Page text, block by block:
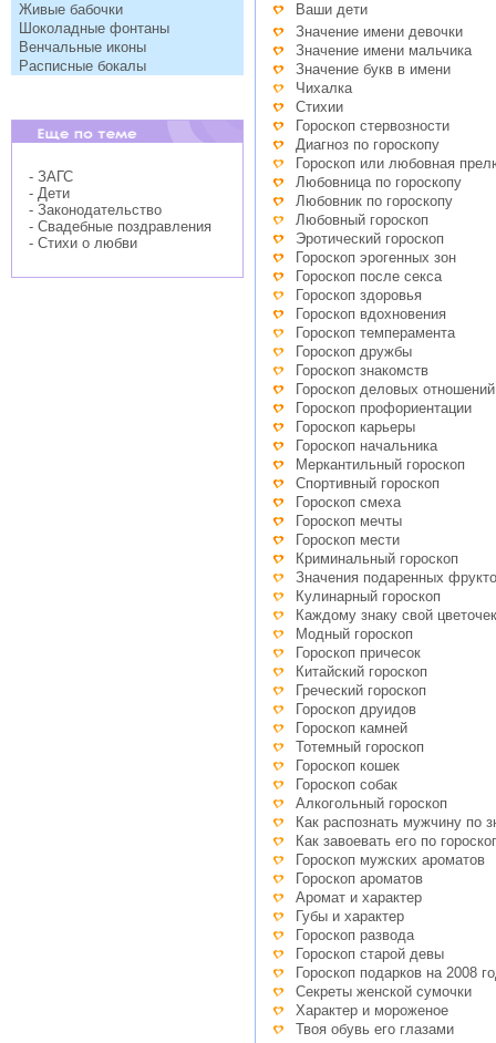
Живые бабочки
Шоколадные фонтаны
Венчальные иконы
Расписные бокалы
- ЗАГС
- Дети
- Законодательство
- Свадебные поздравления
- Стихи о любви
Ваши дети
Значение имени девочки
Значение имени мальчика
Значение букв в имени
Чихалка
Стихии
Гороскоп стервозности
Диагноз по гороскопу
Гороскоп или любовная
Любовница по гороскопу
Любовник по гороскопу
Любовный гороскоп
Эротический гороскоп
Гороскоп эрогенных зон
Гороскоп после секса
Гороскоп здоровья
Гороскоп вдохновения
Гороскоп темперамента
Гороскоп дружбы
Гороскоп знакомств
Гороскоп деловых отношений
Гороскоп профориентации
Гороскоп карьеры
Гороскоп начальника
Меркантильный гороскоп
Спортивный гороскоп
Гороскоп смеха
Гороскоп мечты
Гороскоп мести
Криминальный гороскоп
Значения подаренных
Кулинарный гороскоп
Каждому знаку свой цветочек
Модный гороскоп
Гороскоп причесок
Китайский гороскоп
Греческий гороскоп
Гороскоп друидов
Гороскоп камней
Тотемный гороскоп
Гороскоп кошек
Гороскоп собак
Алкогольный гороскоп
Как распознать мужчину по
Как завоевать его по
Гороскоп мужских ароматов
Гороскоп ароматов
Аромат и характер
Губы и характер
Гороскоп развода
Гороскоп старой девы
Гороскоп подарков на 2008
Секреты женской сумочки
Характер и мороженое
Твоя обувь его глазами